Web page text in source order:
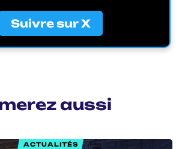
Suivre sur X
aussi
ACTUALITÉS